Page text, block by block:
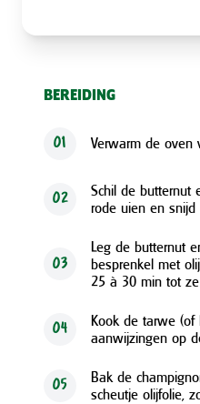
BEREIDING
01 Verwarm de oven
02
Schil de butternut
rode uien en snijd
03
Leg de butternut
besprenkel met
25 à 30 min tot
04
Kook de tarwe (of
aanwijzingen op
05
Bak de
scheutje olijfolie,